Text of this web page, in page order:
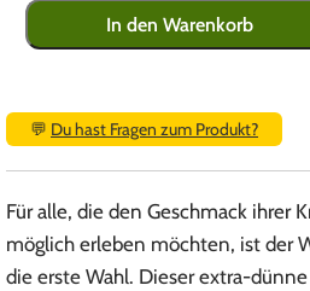
In den Warenkorb
💬 Du hast Fragen zum Produkt?
Für alle, die den Geschmack ihrer
möglich erleben möchten, ist der
die erste Wahl. Dieser extra-